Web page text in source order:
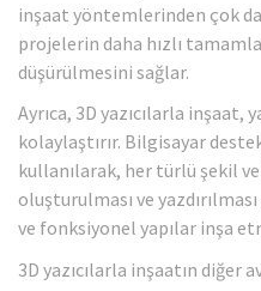
inşaat yöntemlerinden çok
projelerin daha hızlı
düşürülmesini sağlar.
Ayrıca, 3D yazıcılarla
kolaylaştırır. Bilgisayar
kullanılarak, her türlü şekil
oluşturulması ve
ve fonksiyonel yapılar inşa
3D yazıcılarla inşaatın diğer